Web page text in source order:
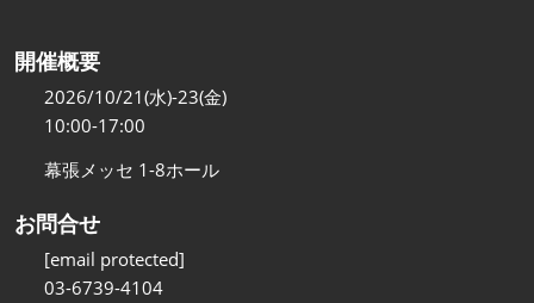
開催概要
2026/10/21(水)-23(金)
10:00-17:00
幕張メッセ 1-8ホール
お問合せ
[email protected]
03-6739-4104